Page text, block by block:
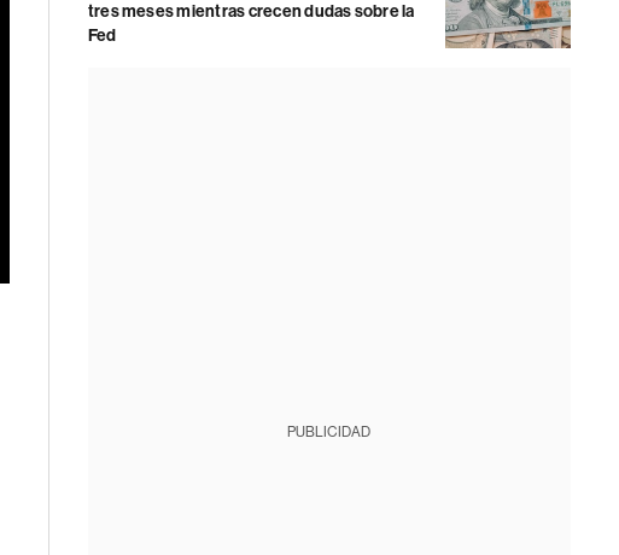
tres meses mientras crecen dudas sobre la
Fed
PUBLICIDAD